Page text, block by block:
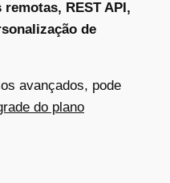
REST API,
de
avançados, pode
do plano